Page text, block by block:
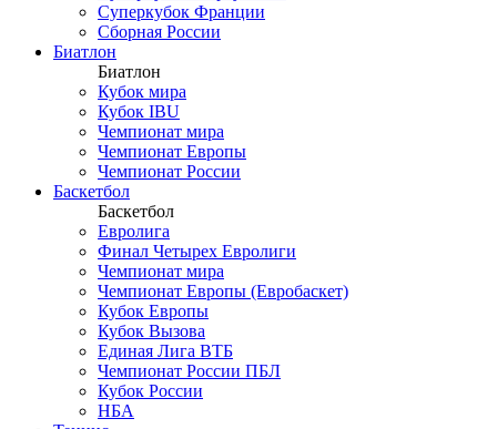
Суперкубок Франции
Сборная России
Биатлон
Биатлон
Кубок мира
Кубок IBU
Чемпионат мира
Чемпионат Европы
Чемпионат России
Баскетбол
Баскетбол
Евролига
Финал Четырех Евролиги
Чемпионат мира
Чемпионат Европы (Евробаскет)
Кубок Европы
Кубок Вызова
Единая Лига ВТБ
Чемпионат России ПБЛ
Кубок России
НБА